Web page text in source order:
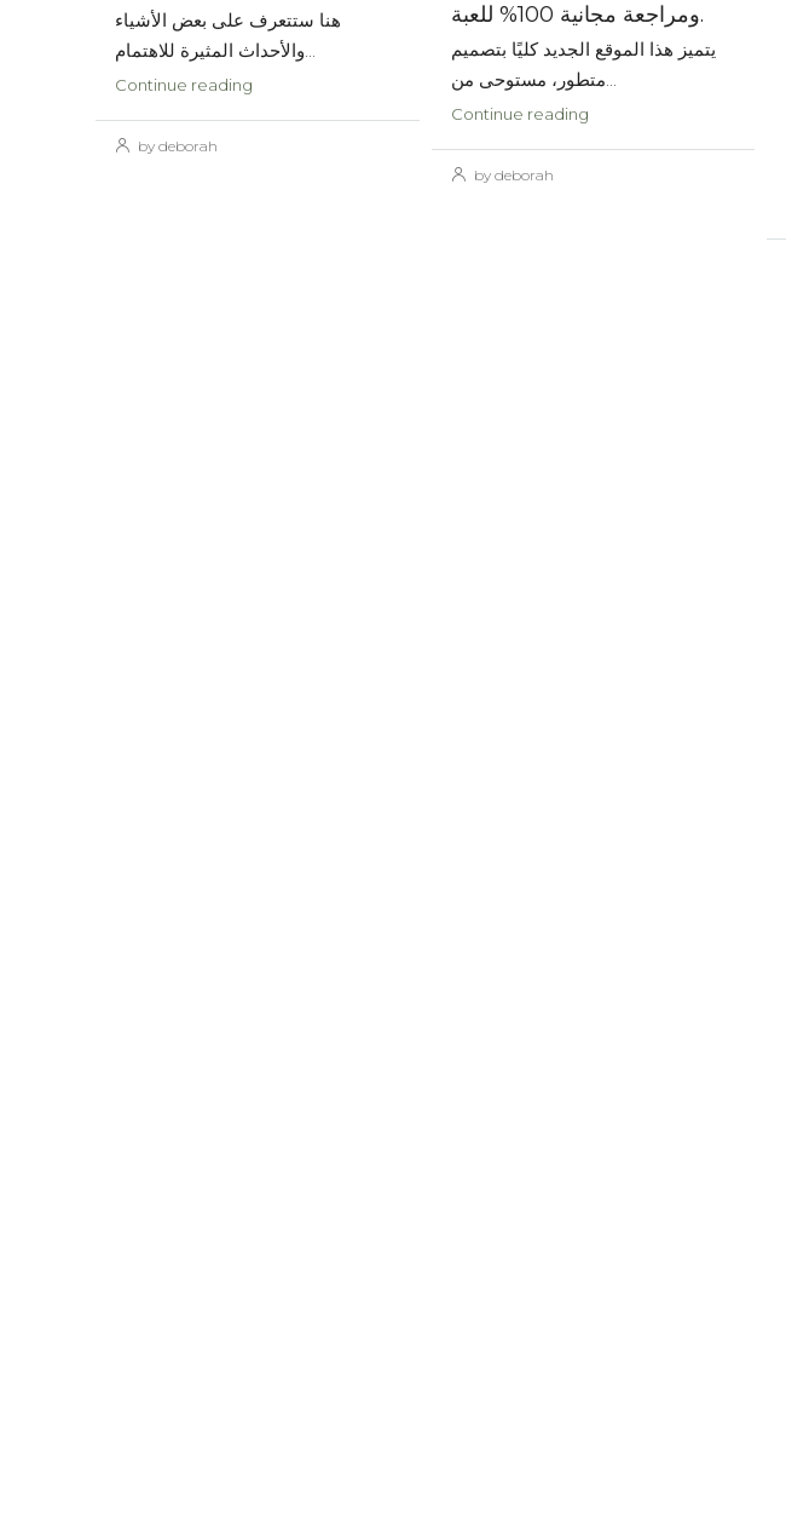
هنا ستتعرف على بعض الأشياء
والأحداث المثيرة للاهتمام...
Continue reading
by deborah
ومراجعة مجانية 100% للعبة.
يتميز هذا الموقع الجديد كليًا بتصميم
متطور، مستوحى من...
Continue reading
by deborah